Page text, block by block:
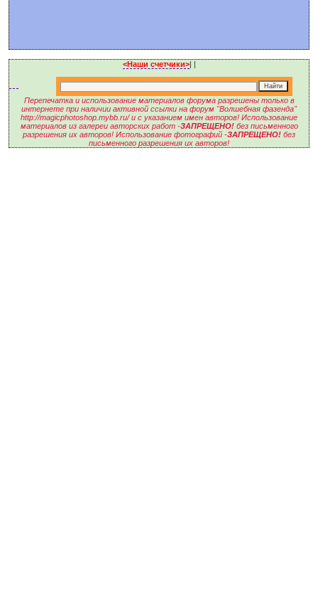
<Наши счетчики>| |
Перепечатка и использование материалов форума разрешены только в
интернете при наличии активной ссылки на форум "Волшебная фазенда"
http://magicphotoshop.mybb.ru/ и с указанием имен авторов! Использование
материалов из галереи авторских работ -ЗАПРЕЩЕНО!без письменного
разрешения их авторов! Использование фотографий -ЗАПРЕЩЕНО! без
письменного разрешения их авторов!